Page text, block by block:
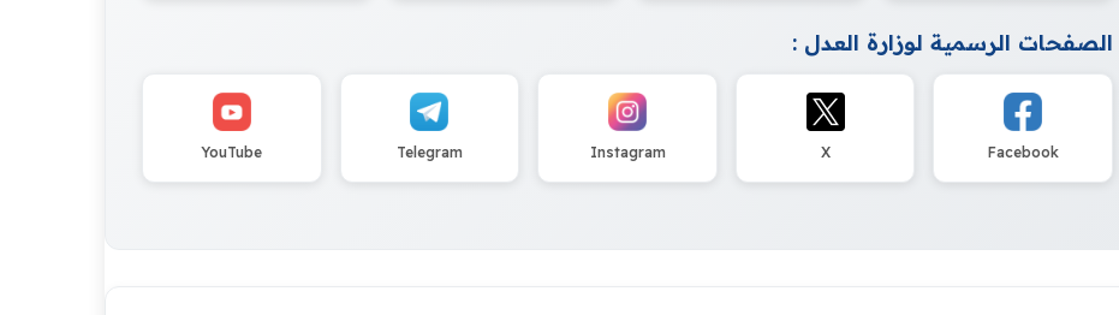
الصفحات الرسمية لوزارة العدل :
Facebook
X
Instagram
Telegram
YouTube